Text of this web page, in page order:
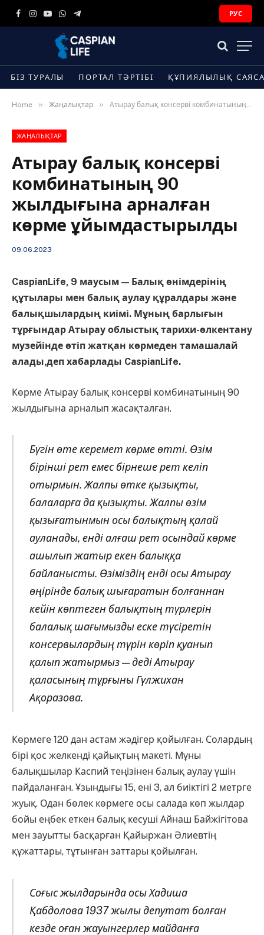
Facebook
Instagram
YouTube
WhatsApp
Telegram
РУС
БІЗ ТУРАЛЫ ПОРТАЛ ТӘРТІБІ ҚҰПИЯЛЫЛЫҚ
Home » Жаңалықтар » Атырау балық консерві комбинатының 90 жылдығына арналған көрме ұйымдастырылды
ЖАҢАЛЫҚТАР
Атырау балық консерві
комбинатының 90
жылдығына арналған
көрме ұйымдастырылды
09.06.2023
CaspianLife, 9 маусым — Балық өнімдерінің
құтылары мен балық аулау құралдары және
балықшылардың киімі. Мұның барлығын
тұрғындар Атырау облыстық тарихи-өлкентану
музейінде өтіп жатқан көрмеден тамашалай
алады,деп хабарлады CaspianLife.
Көрме Атырау балық консерві комбинатының 90
жылдығына арналып жасақталған.
Бүгін өте керемет көрме өтті. Өзім
бірінші рет емес бірнеше рет келіп
отырмын. Жалпы өтке қызықты,
балаларға да қызықты. Жалпы өзім
қызығатынмын осы балықтың қалай
ауланады, енді алғаш рет осындай көрме
ашылып жатыр екен балыққа
байланысты. Өзіміздің енді осы Атырау
өңірінде балық шығаратын болғаннан
кейін көптеген балықтың түрлерін
балалық шағымызды еске түсіретін
консервылардың түрін көріп қуанып
қалып жатырмыз — деді Атырау
қаласының тұрғыны Гүлжихан
Ақоразова.
Көрмеге 120 дан астам жәдігер қойылған. Солардың
бірі қос желкенді қайықтың макеті. Мұны
балықшылар Каспий теңізінен балық аулау үшін
пайдаланған. Ұзындығы 15, ені 3, ал биіктігі 2 метрге
жуық. Одан бөлек көрмеге осы салада көп жылдар
бойы еңбек еткен балық кесуші Айнаш Байжігітова
мен зауытты басқарған Қайыржан Әлиевтің
құжаттары, тұтынған заттары қойылған.
Соғыс жылдарында осы Хадиша
Қабдолова 1937 жылы депутат болған
кезде оған жауынгерлер майданға